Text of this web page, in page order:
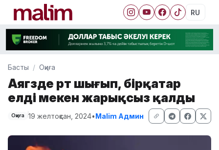
RU
Басты Оқиға
Аягөзде өрт шығып, бірқатар
елді мекен жарықсыз қалды
Оқиға 19 желтоқсан, 2024•Malim Админ